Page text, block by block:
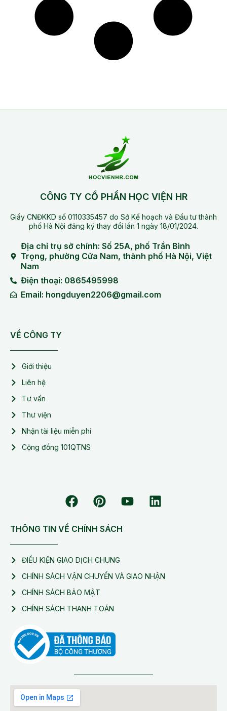
CÔNG TY CỔ PHẦN HỌC VIỆN HR
Giấy CNĐKKD số 0110335457 do Sở Kế hoạch và Đầu tư thành
phố Hà Nội đăng ký thay đổi lần 1 ngày 18/01/2024.
Địa chỉ trụ sở chính: Số 25A, phố Trần Bình
Trọng, phường Cửa Nam, thành phố Hà Nội, Việt
Nam
Điện thoại: 0865495998
Email: hongduyen2206@gmail.com
VỀ CÔNG TY
Giới thiệu
Liên hệ
Tư vấn
Thư viện
Nhận tài liệu miễn phí
Cộng đồng 101QTNS
THÔNG TIN VỀ CHÍNH SÁCH
ĐIỀU KIỆN GIAO DỊCH CHUNG
CHÍNH SÁCH VẬN CHUYỂN VÀ GIAO NHẬN
CHÍNH SÁCH BẢO MẬT
CHÍNH SÁCH THANH TOÁN